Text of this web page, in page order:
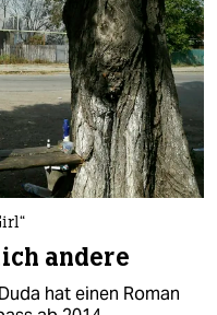
andere
hat einen Roman